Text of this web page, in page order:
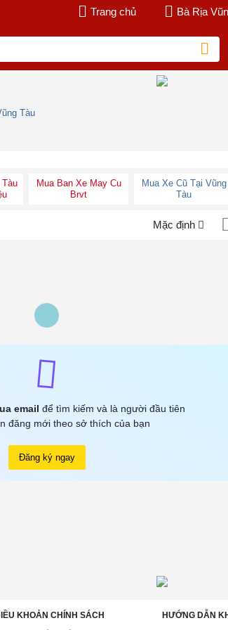
Trang chủ Bà Rịa
Tàu
Mua Ban Xe May Cu
Brvt
Mua Xe Cũ Tại Vũng
Tàu
Mặc định
email để tìm kiếm và là người đầu tiên
đăng mới theo sở thích của bạn
Đăng ký ngay
KHOẢN CHÍNH SÁCH
HƯỚNG DẪN